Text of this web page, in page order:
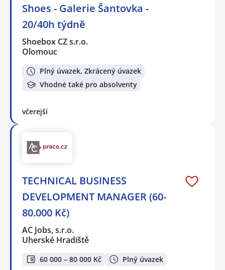
Shoes - Galerie Šantovka -
20/40h týdně
Shoebox CZ s.r.o.
Olomouc
Plný úvazek, Zkrácený úvazek
Vhodné také pro absolventy
včerejší
TECHNICAL BUSINESS
DEVELOPMENT MANAGER (60-
80.000 Kč)
AC Jobs, s.r.o.
Uherské Hradiště
60 000 – 80 000 Kč Plný úvazek